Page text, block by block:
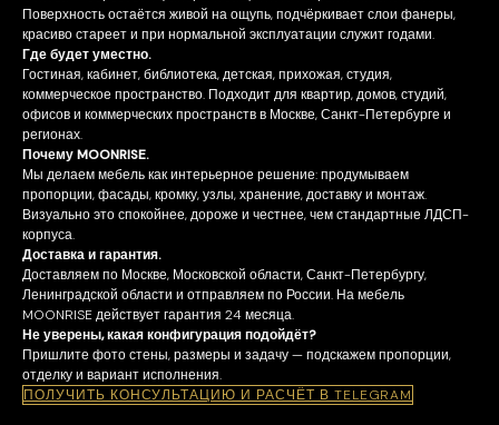
Поверхность остаётся живой на ощупь, подчёркивает слои фанеры,
красиво стареет и при нормальной эксплуатации служит годами.
Где будет уместно.
Гостиная, кабинет, библиотека, детская, прихожая, студия,
коммерческое пространство. Подходит для квартир, домов, студий,
офисов и коммерческих пространств в Москве, Санкт-Петербурге и
регионах.
Почему MOONRISE.
Мы делаем мебель как интерьерное решение: продумываем
пропорции, фасады, кромку, узлы, хранение, доставку и монтаж.
Визуально это спокойнее, дороже и честнее, чем стандартные ЛДСП-
корпуса.
Доставка и гарантия.
Доставляем по Москве, Московской области, Санкт-Петербургу,
Ленинградской области и отправляем по России. На мебель
MOONRISE действует гарантия 24 месяца.
Не уверены, какая конфигурация подойдёт?
Пришлите фото стены, размеры и задачу — подскажем пропорции,
отделку и вариант исполнения.
ПОЛУЧИТЬ КОНСУЛЬТАЦИЮ И РАСЧЁТ В TELEGRAM